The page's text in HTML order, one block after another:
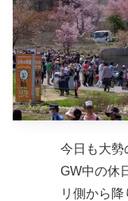
今日も大勢
GW中の休
リ側から降